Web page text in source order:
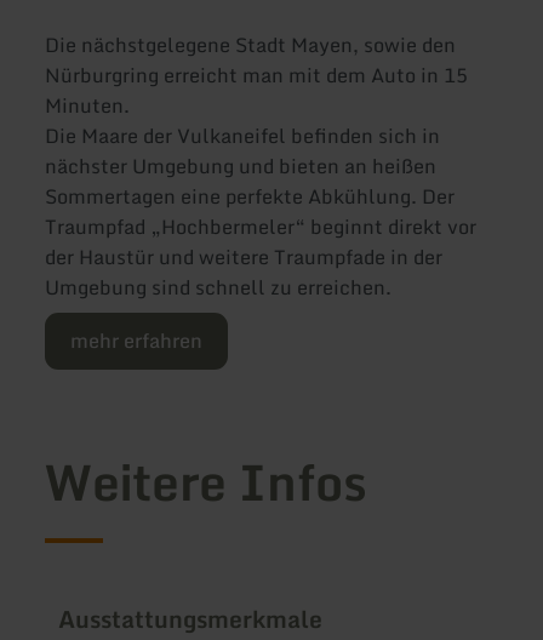
Die nächstgelegene Stadt Mayen, sowie den
Nürburgring erreicht man mit dem Auto in 15
Minuten.
Die Maare der Vulkaneifel befinden sich in
nächster Umgebung und bieten an heißen
Sommertagen eine perfekte Abkühlung. Der
Traumpfad „Hochbermeler“ beginnt direkt vor
der Haustür und weitere Traumpfade in der
Umgebung sind schnell zu erreichen.
mehr erfahren
Weitere Infos
Ausstattungsmerkmale